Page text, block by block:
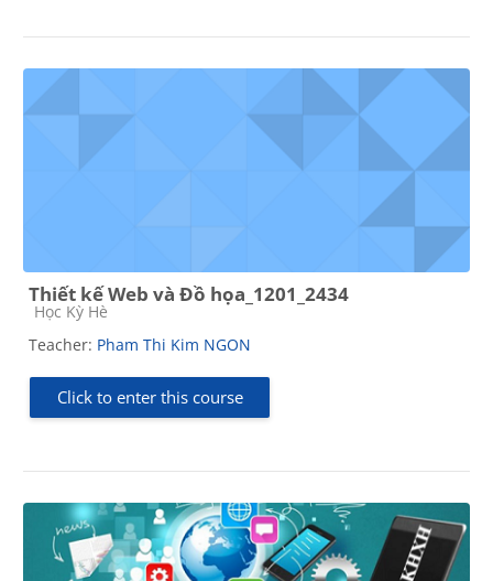
Thiết kế Web và Đồ họa_1201_2434
Course category
Học Kỳ Hè
Teacher: Pham Thi Kim NGON
Click to enter this course